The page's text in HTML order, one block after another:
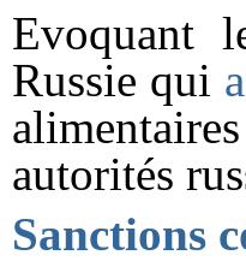
Evoquant
Russie qui
autorités
Sanctions